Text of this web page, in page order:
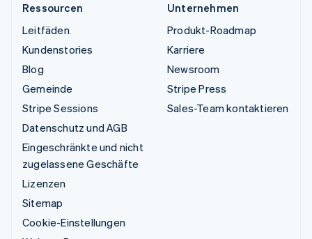
Ressourcen
Leitfäden
Kundenstories
Blog
Gemeinde
Stripe Sessions
Datenschutz und AGB
Eingeschränkte und nicht
zugelassene Geschäfte
Lizenzen
Sitemap
Cookie-Einstellungen
Unternehmen
Produkt-Roadmap
Karriere
Newsroom
Stripe Press
Sales-Team kontaktieren